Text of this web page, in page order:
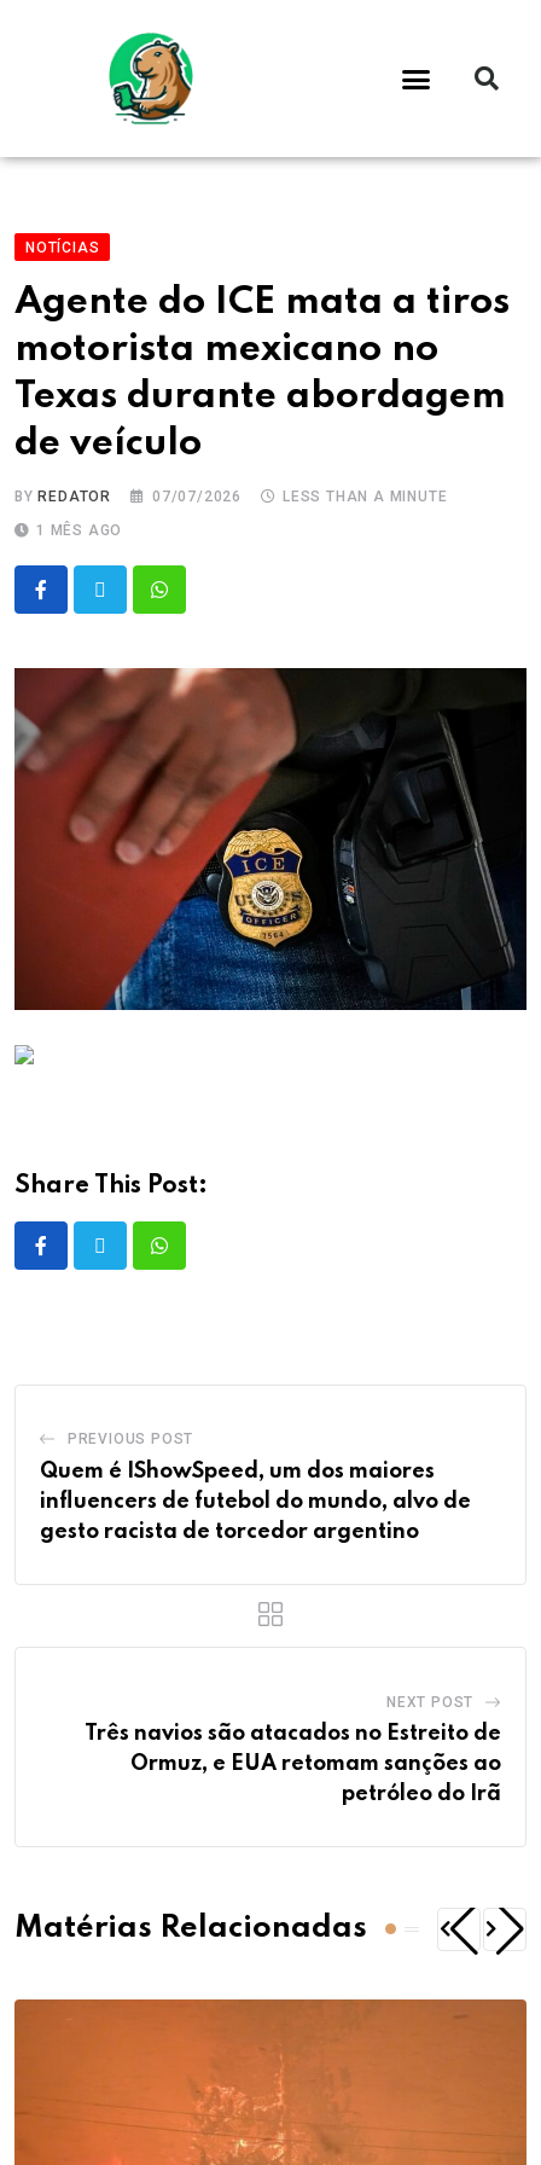
NOTÍCIAS
Agente do ICE mata a tiros
motorista mexicano no
Texas durante abordagem
de veículo
BY REDATOR 07/07/2026
LESS THAN A MINUTE
1 MÊS AGO
Share This Post:
PREVIOUS POST
Quem é IShowSpeed, um dos maiores
influencers de futebol do mundo, alvo de
gesto racista de torcedor argentino
NEXT POST
Três navios são atacados no Estreito de
Ormuz, e EUA retomam sanções ao
petróleo do Irã
Matérias Relacionadas